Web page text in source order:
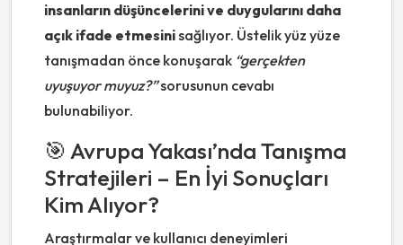
insanların düşüncelerini ve duygularını daha
açık ifade etmesinisağlıyor. Üstelik yüz yüze
tanışmadan önce konuşarak “gerçekten
uyuşuyor muyuz?”sorusunun cevabı
bulunabiliyor.
🎯 Avrupa Yakası’nda Tanışma
Stratejileri – En İyi Sonuçları
Kim Alıyor?
Araştırmalar ve kullanıcı deneyimleri